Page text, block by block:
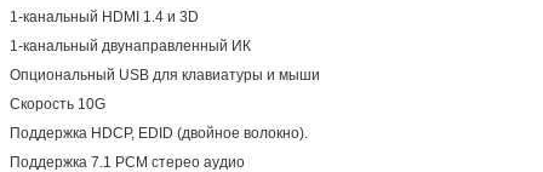
1-канальный HDMI 1.4 и 3D
1-канальный двунаправленный ИК
Опциональный USB для клавиатуры и мыши
Скорость 10G
Поддержка HDCP, EDID (двойное волокно).
Поддержка 7.1 PCM стерео аудио